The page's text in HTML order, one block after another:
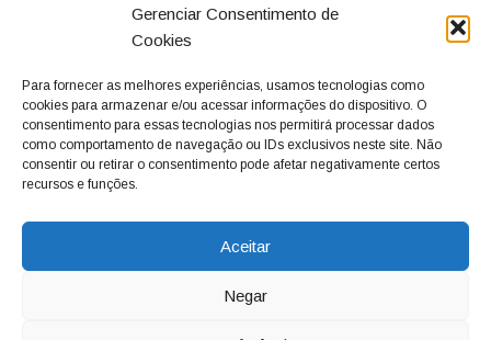
Gerenciar Consentimento de
Cookies
Para fornecer as melhores experiências, usamos tecnologias como
cookies para armazenar e/ou acessar informações do dispositivo. O
consentimento para essas tecnologias nos permitirá processar dados
como comportamento de navegação ou IDs exclusivos neste site. Não
consentir ou retirar o consentimento pode afetar negativamente certos
recursos e funções.
Aceitar
Negar
cidadãos valinhenses, já que naquela época só existiam
dois jornais. Há mais de 30 anos, o jornal continua
com o foco de trazer as melhores notícias. Nunca
deixamos de lado as necessidades do cidadão, sempre
questionando os órgãos públicos em busca de melhorias
para a cidade e sempre cobrando resoluções para casos
adm@jtv.com.br
(19) 3929-6225